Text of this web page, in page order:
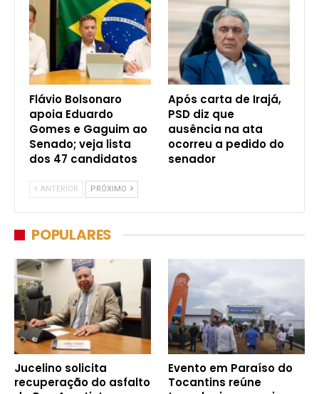
Flávio Bolsonaro
apoia Eduardo
Gomes e Gaguim ao
Senado; veja lista
dos 47 candidatos
Após carta de Irajá,
PSD diz que
ausência na ata
ocorreu a pedido do
senador
ANTERIOR PRÓXIMO
POPULARES
Jucelino solicita
recuperação do asfalto
Evento em Paraíso do
Tocantins reúne